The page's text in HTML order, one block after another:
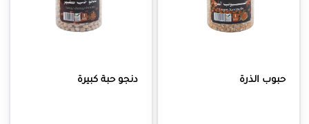
حبوب الذرة دنجو حبة كبيرة